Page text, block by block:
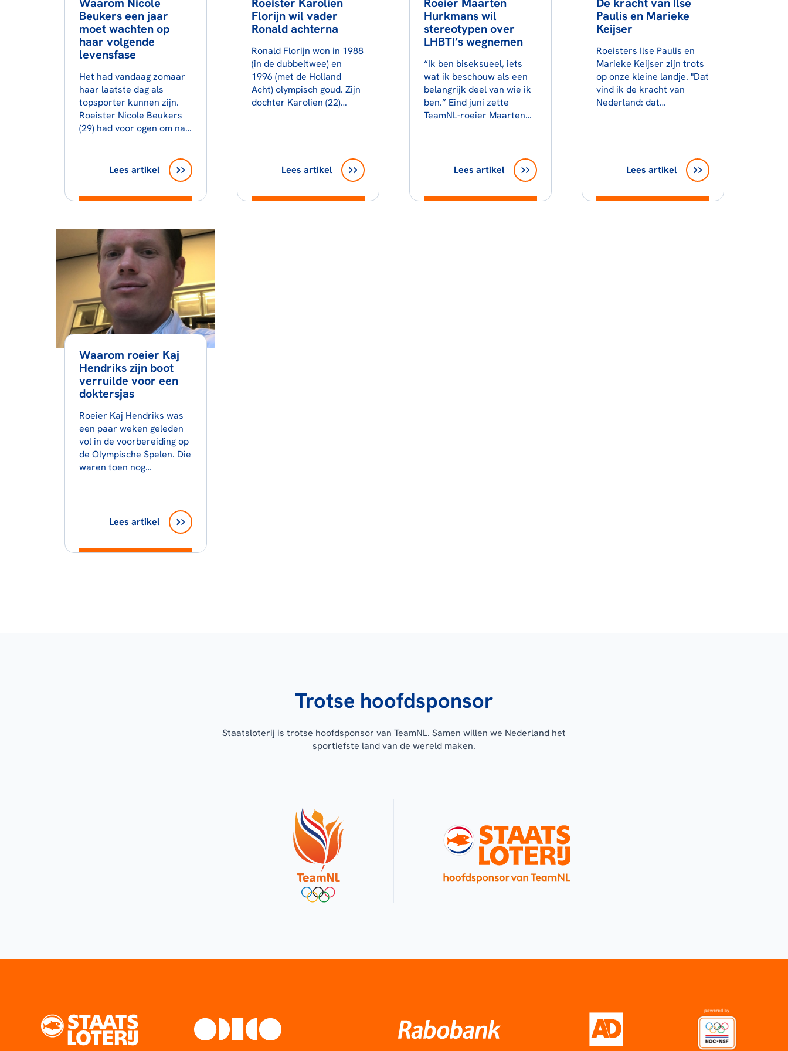
Beukers een jaar
moet wachten op
haar volgende
levensfase
Het had vandaag zomaar
haar laatste dag als
topsporter kunnen zijn.
Roeister Nicole Beukers
(29) had voor ogen om na…
Lees artikel
Florijn wil vader
Ronald achterna
Ronald Florijn won in 1988
(in de dubbeltwee) en
1996 (met de Holland
Acht) olympisch goud. Zijn
dochter Karolien (22)…
Lees artikel
Hurkmans wil
stereotypen over
LHBTI’s wegnemen
“Ik ben biseksueel, iets
wat ik beschouw als een
belangrijk deel van wie ik
ben.” Eind juni zette
TeamNL-roeier Maarten…
Lees artikel
Paulis en Marieke
Keijser
Roeisters Ilse Paulis en
Marieke Keijser zijn trots
op onze kleine landje. "Dat
vind ik de kracht van
Nederland: dat…
Lees artikel
Waarom roeier Kaj
Hendriks zijn boot
verruilde voor een
doktersjas
Roeier Kaj Hendriks was
een paar weken geleden
vol in de voorbereiding op
de Olympische Spelen. Die
waren toen nog…
Lees artikel
Trotse hoofdsponsor
Staatsloterij is trotse hoofdsponsor van TeamNL. Samen willen we Nederland het
sportiefste land van de wereld maken.